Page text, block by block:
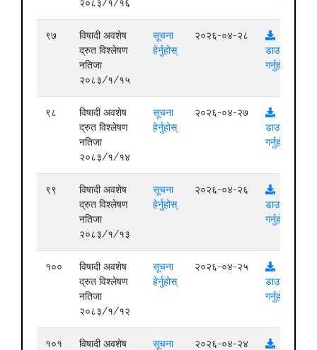
२०८३/१/१६
९७
विषादी अवशेष
द्रुत विश्लेषण
नतिजा
२०८३/१/१५
सूचना
हेर्नुहोस्
२०२६-०४-२८
डाउनलोड
गर्नुहोस्
९८
विषादी अवशेष
द्रुत विश्लेषण
नतिजा
२०८३/१/१४
सूचना
हेर्नुहोस्
२०२६-०४-२७
डाउनलोड
गर्नुहोस्
९९
विषादी अवशेष
द्रुत विश्लेषण
नतिजा
२०८३/१/१३
सूचना
हेर्नुहोस्
२०२६-०४-२६
डाउनलोड
गर्नुहोस्
१००
विषादी अवशेष
द्रुत विश्लेषण
नतिजा
२०८३/१/१२
सूचना
हेर्नुहोस्
२०२६-०४-२५
डाउनलोड
गर्नुहोस्
१०१
विषादी अवशेष
सूचना
२०२६-०४-२४